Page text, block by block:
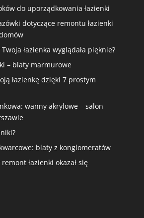
do uporządkowania łazienki
dotyczące remontu łazienki
łazienka wyglądała pięknie?
– blaty marmurowe
łazienkę dzięki 7 prostym
wanny akrylowe – salon
blaty z konglomeratów
łazienki okazał się